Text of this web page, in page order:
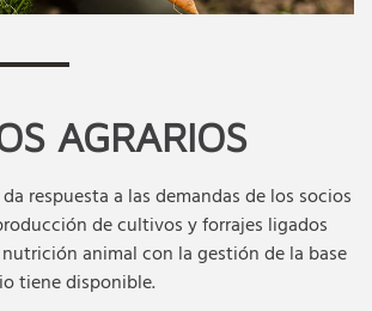
AGRARIOS
respuesta a las demandas de los socios
de cultivos y forrajes ligados
animal con la gestión de la base
tiene disponible.